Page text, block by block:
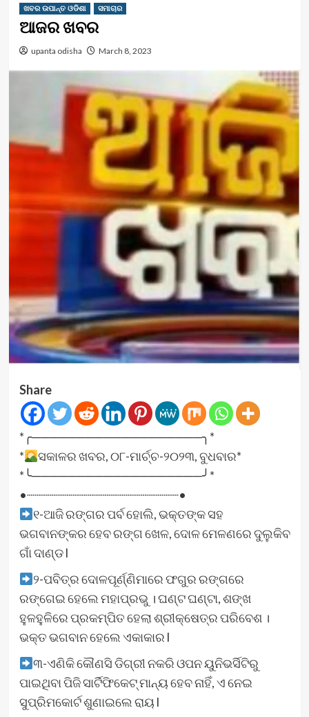
ଖବର ଉପାନ୍ତ ଓଡିଶା ସମାଚାର
ଆଜର ଖବର
upanta odisha March 8, 2023
Share
*╭───────────────────╮*
*
ସକାଳର ଖବର, ୦୮-ମାର୍ଚ୍ଚ-୨୦୨୩, ବୁଧବାର*
*╰───────────────────╯*
•┈┈┈┈┈┈┈┈┈┈┈┈┈┈┈┈┈┈┈┈•
୧-ଆଜି ରଙ୍ଗର ପର୍ବ ହୋଲି, ଭକ୍ତଙ୍କ ସହ
ଭଗବାନଙ୍କର ହେବ ରଙ୍ଗ ଖେଳ, ଦୋଳ ମେଳଣରେ ଦୁଲୁକିବ
ଗାଁ ଦାଣ୍ଡ l
୨-ପବିତ୍ର ଦୋଳପୂର୍ଣ୍ଣିମାରେ ଫଗୁର ରଙ୍ଗରେ
ରଙ୍ଗେଇ ହେଲେ ମହାପ୍ରଭୁ । ଘଣ୍ଟ ଘଣ୍ଟା, ଶଙ୍ଖ
ହୁଳହୁଳିରେ ପ୍ରକମ୍ପିତ ହେଲା ଶ୍ରୀକ୍ଷେତ୍ର ପରିବେଶ ।
ଭକ୍ତ ଭଗବାନ ହେଲେ ଏକାକାର l
୩-ଏଣିକି କୌଣସି ଡିଗ୍ରୀ ନକରି ଓପନ ୟୁନିଭର୍ସିଟିରୁ
ପାଇଥିବା ପିଜି ସାର୍ଟିଫିକେଟ୍ ମାନ୍ୟ ହେବ ନାହିଁ, ଏ ନେଇ
ସୁପ୍ରିମକୋର୍ଟ ଶୁଣାଇଲେ ରାୟ l